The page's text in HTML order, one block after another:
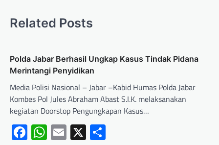
Related Posts
Polda Jabar Berhasil Ungkap Kasus Tindak Pidana
Merintangi Penyidikan
Media Polisi Nasional – Jabar –Kabid Humas Polda Jabar
Kombes Pol Jules Abraham Abast S.I.K. melaksanakan
kegiatan Doorstop Pengungkapan Kasus…
Facebook
WhatsApp
Email
X